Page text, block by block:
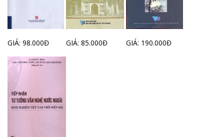
GIÁ: 98.000Đ GIÁ: 85.000Đ GIÁ: 190.000Đ